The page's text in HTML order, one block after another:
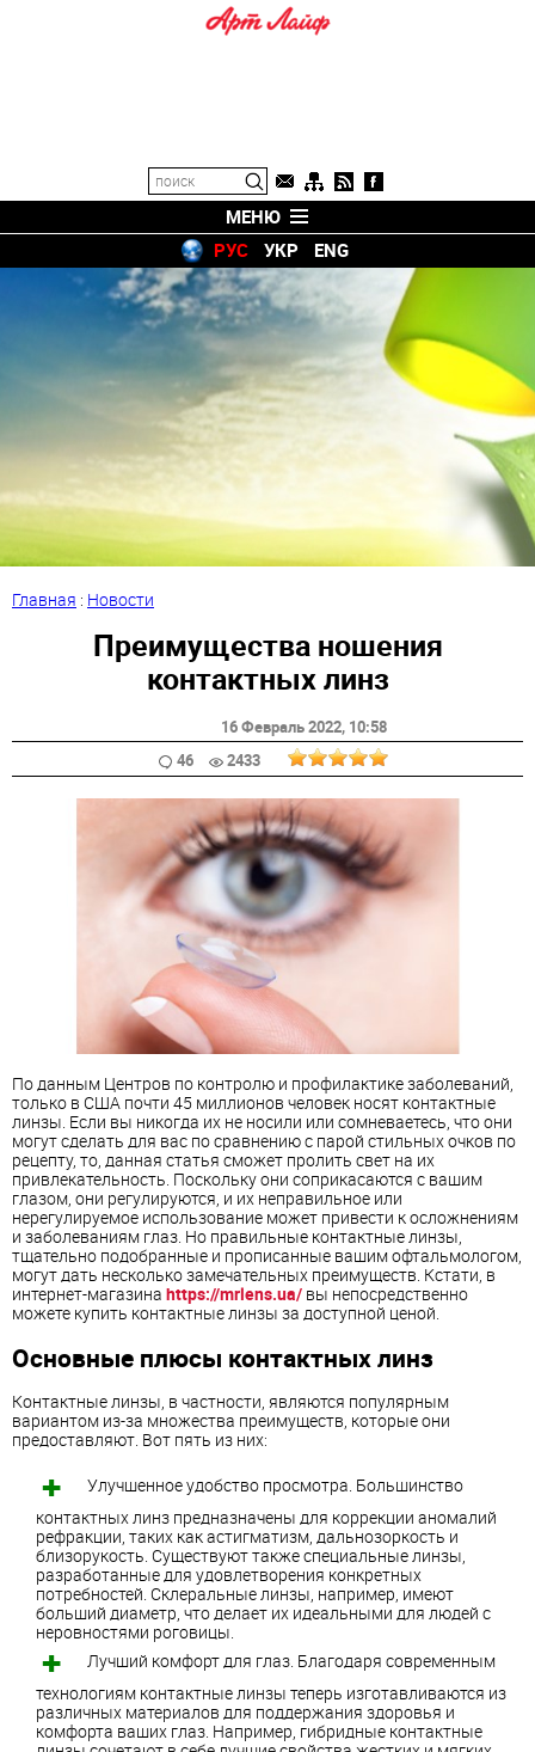
МЕНЮ
РУС
УКР ENG
Главная : Новости
Преимущества ношения
контактных линз
16 Февраль 2022, 10:58
46
2433
По данным Центров по контролю и профилактике заболеваний,
только в США почти 45 миллионов человек носят контактные
линзы. Если вы никогда их не носили или сомневаетесь, что они
могут сделать для вас по сравнению с парой стильных очков по
рецепту, то, данная статья сможет пролить свет на их
привлекательность. Поскольку они соприкасаются с вашим
глазом, они регулируются, и их неправильное или
нерегулируемое использование может привести к осложнениям
и заболеваниям глаз. Но правильные контактные линзы,
тщательно подобранные и прописанные вашим офтальмологом,
могут дать несколько замечательных преимуществ. Кстати, в
интернет-магазина https://mrlens.ua/ вы непосредственно
можете купить контактные линзы за доступной ценой.
Основные плюсы контактных линз
Контактные линзы, в частности, являются популярным
вариантом из-за множества преимуществ, которые они
предоставляют. Вот пять из них:
Улучшенное удобство просмотра. Большинство
контактных линз предназначены для коррекции аномалий
рефракции, таких как астигматизм, дальнозоркость и
близорукость. Существуют также специальные линзы,
разработанные для удовлетворения конкретных
потребностей. Склеральные линзы, например, имеют
больший диаметр, что делает их идеальными для людей с
неровностями роговицы.
Лучший комфорт для глаз. Благодаря современным
технологиям контактные линзы теперь изготавливаются из
различных материалов для поддержания здоровья и
комфорта ваших глаз. Например, гибридные контактные